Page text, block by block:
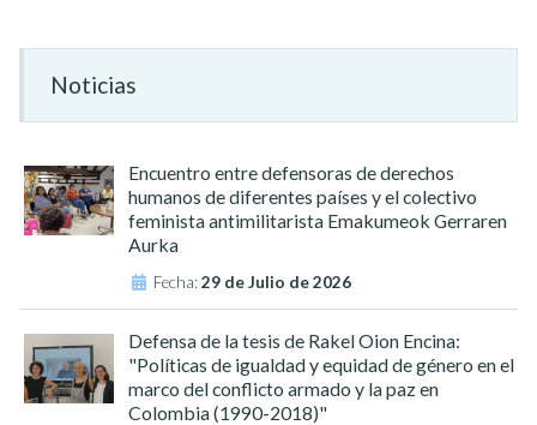
Noticias
Encuentro entre defensoras de derechos
humanos de diferentes países y el colectivo
feminista antimilitarista Emakumeok Gerraren
Aurka
Fecha:29 de Julio de 2026
Defensa de la tesis de Rakel Oion Encina:
"Políticas de igualdad y equidad de género en el
marco del conflicto armado y la paz en
Colombia (1990-2018)"